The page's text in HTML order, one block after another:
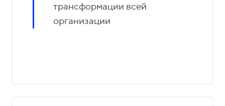
трансформации всей
организации